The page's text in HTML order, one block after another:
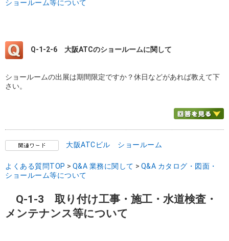
ショールーム等について
Q-1-2-6 大阪ATCのショールームに関して
ショールームの出展は期間限定ですか？休日などがあれば教えて下
さい。
大阪ATCビル ショールーム
よくある質問TOP > Q&A 業務に関して > Q&A カタログ・図面・
ショールーム等について
Q-1-3 取り付け工事・施工・水道検査・
メンテナンス等について